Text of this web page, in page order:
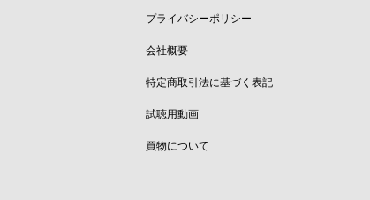
プライバシーポリシー
会社概要
特定商取引法に基づく表記
試聴用動画
買物について